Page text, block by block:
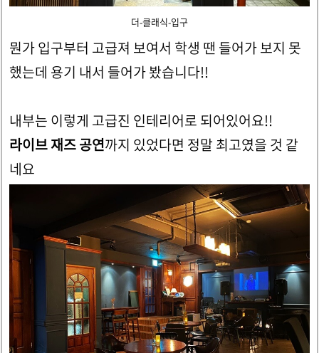
더-클래식-입구
뭔가 입구부터 고급져 보여서 학생 땐 들어가 보지 못
했는데 용기 내서 들어가 봤습니다!!
내부는 이렇게 고급진 인테리어로 되어있어요!!
라이브 재즈 공연까지 있었다면 정말 최고였을 것 같
네요